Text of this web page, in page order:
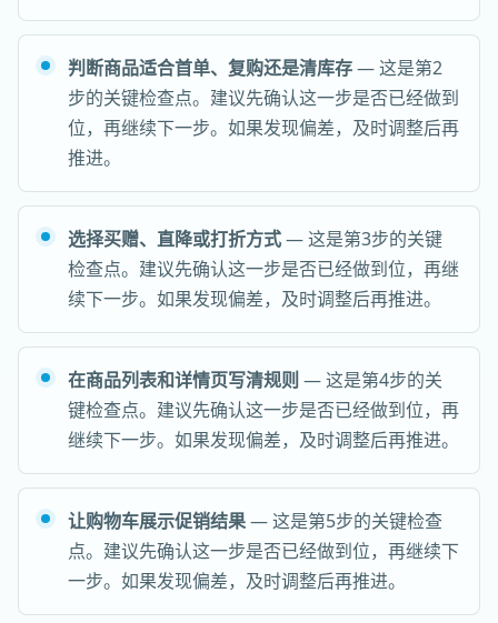
判断商品适合首单、复购还是清库存— 这是第2
步的关键检查点。建议先确认这一步是否已经做到
位，再继续下一步。如果发现偏差，及时调整后再
推进。
选择买赠、直降或打折方式— 这是第3步的关键
检查点。建议先确认这一步是否已经做到位，再继
续下一步。如果发现偏差，及时调整后再推进。
在商品列表和详情页写清规则 — 这是第4步的关
键检查点。建议先确认这一步是否已经做到位，再
继续下一步。如果发现偏差，及时调整后再推进。
让购物车展示促销结果— 这是第5步的关键检查
点。建议先确认这一步是否已经做到位，再继续下
一步。如果发现偏差，及时调整后再推进。